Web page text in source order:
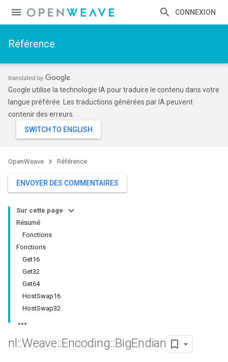
CONNEXION
Référence
Google utilise la technologie IA pour traduire le contenu dans votre
langue préférée. Les traductions générées par IA peuvent
contenir des erreurs.
OpenWeave Référence
ENVOYER DES COMMENTAIRES
Sur cette page
Résumé
Fonctions
Fonctions
Get16
Get32
Get64
HostSwap16
HostSwap32
nl ::Weave::Encoding::BigEndian